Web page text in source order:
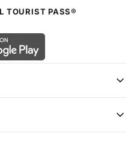
TOURIST PASS®